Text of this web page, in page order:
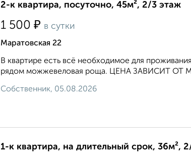
2-к квартира, посуточно, 45м², 2/3 этаж
1 500 ₽ в сутки
Маратовская 22
В квартире есть всё необходимое для
рядом можжевеловая роща. ЦЕНА ЗАВИСИТ
Собственник, 05.08.2026
1-к квартира, на длительный срок, 36м²,